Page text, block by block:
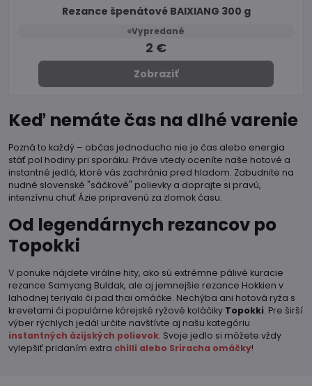
Rezance špenátové BAIXIANG 300 g
Vypredané
2 €
Zobraziť
Keď nemáte čas na dlhé varenie
Pozná to každý – občas jednoducho nie je čas alebo energia
stáť pol hodiny pri sporáku. Práve vtedy oceníte naše hotové a
instantné jedlá, ktoré vás zachránia pred hladom. Zabudnite na
nudné slovenské "sáčkové" polievky a doprajte si pravú,
intenzívnu chuť Ázie pripravenú za zlomok času.
Od legendárnych rezancov po
Topokki
V ponuke nájdete virálne hity, ako sú extrémne pálivé kuracie
rezance Samyang Buldak, ale aj jemnejšie rezance Hokkien v
lahodnej teriyaki či pad thai omáčke. Nechýba ani hotová ryža s
krevetami či populárne kórejské ryžové koláčiky Topokki. Pre širší
výber rýchlych jedál určite navštívte aj našu kategóriu
instantných ázijských polievok. Svoje jedlo si môžete vždy
vylepšiť pridaním extra chilli alebo Sriracha omáčky!